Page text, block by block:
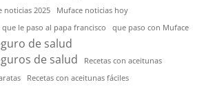
noticias 2025
Muface noticias hoy
que le paso al papa francisco que paso con Muface
de salud
de salud
Recetas con aceitunas
Recetas con aceitunas fáciles